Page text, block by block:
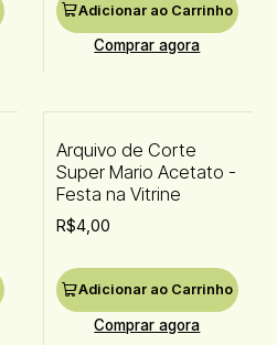
Adicionar ao Carrinho
Comprar agora
Arquivo de Corte
Super Mario Acetato -
Festa na Vitrine
R$4,00
Adicionar ao Carrinho
Comprar agora